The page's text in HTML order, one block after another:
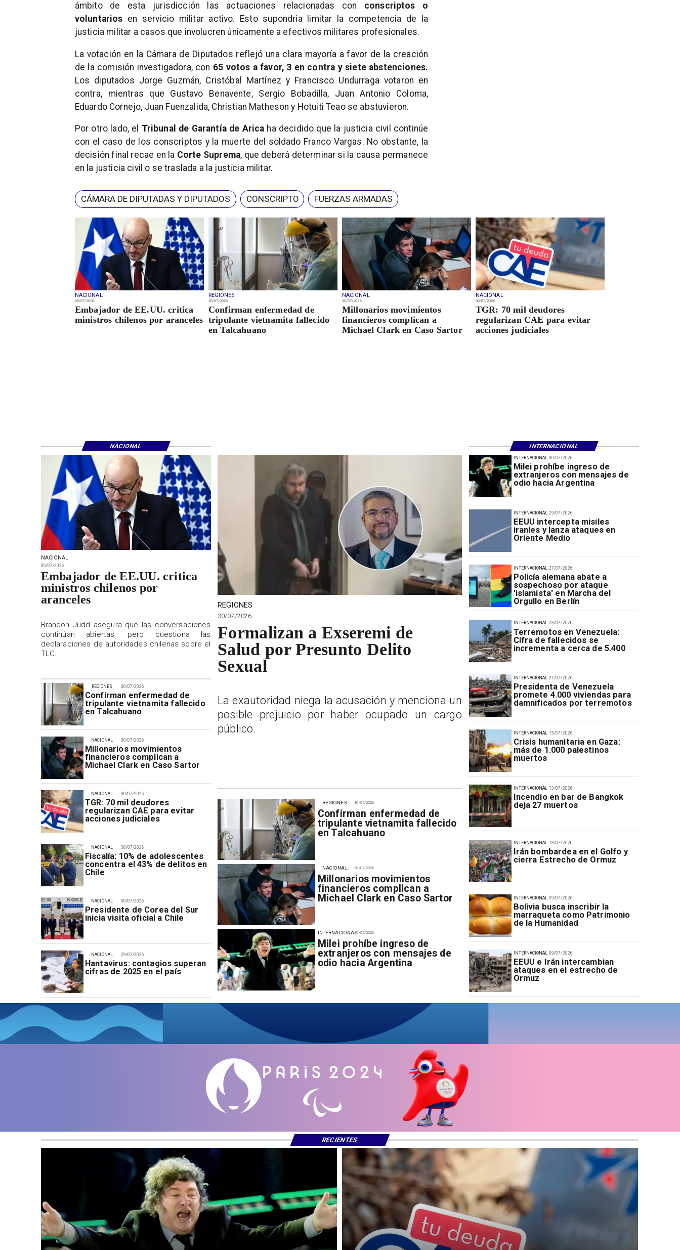
NACIONAL
30/07/2026
Embajador de EE.UU. critica
ministros chilenos por aranceles
REGIONES
30/07/2026
Confirman enfermedad de
tripulante vietnamita fallecido
en Talcahuano
NACIONAL
30/07/2026
Millonarios movimientos
financieros complican a
Michael Clark en Caso Sartor
NACIONAL
30/07/2026
TGR: 70 mil deudores
regularizan CAE para evitar
acciones judiciales
ámbito de esta jurisdicción las actuaciones relacionadas con conscriptos o
voluntarios en servicio militar activo. Esto supondría limitar la competencia de la
justicia militar a casos que involucren únicamente a efectivos militares profesionales.
La votación en la Cámara de Diputados reflejó una clara mayoría a favor de la creación
de la comisión investigadora, con 65 votos a favor, 3 en contra y siete abstenciones.
Los diputados Jorge Guzmán, Cristóbal Martínez y Francisco Undurraga votaron en
contra, mientras que Gustavo Benavente, Sergio Bobadilla, Juan Antonio Coloma,
Eduardo Cornejo, Juan Fuenzalida, Christian Matheson y Hotuiti Teao se abstuvieron.
Por otro lado, el Tribunal de Garantía de Arica ha decidido que la justicia civil continúe
con el caso de los conscriptos y la muerte del soldado Franco Vargas. No obstante, la
decisión final recae en la Corte Suprema, que deberá determinar si la causa permanece
en la justicia civil o se traslada a la justicia militar.
CÁMARA DE DIPUTADAS Y DIPUTADOS CONSCRIPTO FUERZAS ARMADAS
30/07/2026
Milei prohíbe ingreso de
extranjeros con mensajes de
odio hacia Argentina
INTERNACIONAL
29/07/2026
EEUU intercepta misiles
iraníes y lanza ataques en
Oriente Medio
INTERNACIONAL
27/07/2026
Policía alemana abate a
sospechoso por ataque
'islamista' en Marcha del
Orgullo en Berlín
INTERNACIONAL
23/07/2026
Terremotos en Venezuela:
Cifra de fallecidos se
incrementa a cerca de 5.400
INTERNACIONAL
21/07/2026
Presidenta de Venezuela
promete 4.000 viviendas para
damnificados por terremotos
INTERNACIONAL
13/07/2026
Crisis humanitaria en Gaza:
más de 1.000 palestinos
muertos
INTERNACIONAL
13/07/2026
Incendio en bar de Bangkok
deja 27 muertos
INTERNACIONAL
13/07/2026
Irán bombardea en el Golfo y
cierra Estrecho de Ormuz
INTERNACIONAL
09/07/2026
Bolivia busca inscribir la
marraqueta como Patrimonio
de la Humanidad
INTERNACIONAL
09/07/2026
EEUU e Irán intercambian
ataques en el estrecho de
Ormuz
INTERNACIONAL
30/07/2026
Confirman enfermedad de
tripulante vietnamita fallecido
en Talcahuano
REGIONES
30/07/2026
Millonarios movimientos
financieros complican a
Michael Clark en Caso Sartor
NACIONAL
30/07/2026
TGR: 70 mil deudores
regularizan CAE para evitar
acciones judiciales
NACIONAL
30/07/2026
Fiscalía: 10% de adolescentes
concentra el 43% de delitos en
Chile
NACIONAL
30/07/2026
Presidente de Corea del Sur
inicia visita oficial a Chile
NACIONAL
29/07/2026
Hantavirus: contagios superan
cifras de 2025 en el país
NACIONAL
30/07/2026
Confirman enfermedad de
tripulante vietnamita fallecido
en Talcahuano
REGIONES
30/07/2026
Millonarios movimientos
financieros complican a
Michael Clark en Caso Sartor
NACIONAL
30/07/2026
Milei prohíbe ingreso de
extranjeros con mensajes de
odio hacia Argentina
INTERNACIONAL
NACIONAL
30/07/2026
Embajador de EE.UU. critica
ministros chilenos por
aranceles
Brandon Judd asegura que las conversaciones
continúan abiertas, pero cuestiona las
declaraciones de autoridades chilenas sobre el
TLC.
REGIONES
30/07/2026
Formalizan a Exseremi de
Salud por Presunto Delito
Sexual
La exautoridad niega la acusación y menciona un
posible prejuicio por haber ocupado un cargo
público.
NACIONAL INTERNACIONAL
RECIENTES